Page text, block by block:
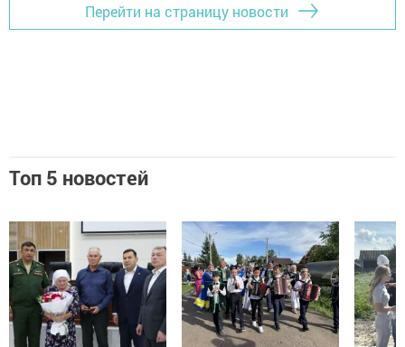
Перейти на страницу новости
Топ 5 новостей